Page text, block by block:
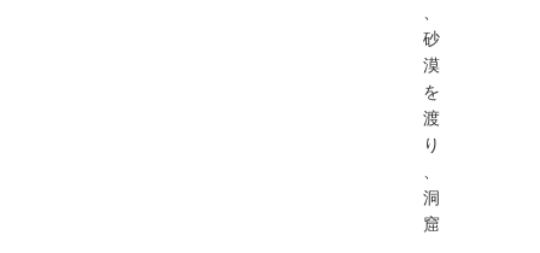
砂
漠
を
渡
り
洞
窟